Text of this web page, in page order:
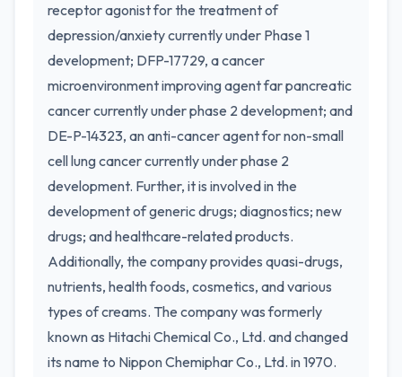
receptor agonist for the treatment of
depression/anxiety currently under Phase 1
development; DFP-17729, a cancer
microenvironment improving agent far pancreatic
cancer currently under phase 2 development; and
DE-P-14323, an anti-cancer agent for non-small
cell lung cancer currently under phase 2
development. Further, it is involved in the
development of generic drugs; diagnostics; new
drugs; and healthcare-related products.
Additionally, the company provides quasi-drugs,
nutrients, health foods, cosmetics, and various
types of creams. The company was formerly
known as Hitachi Chemical Co., Ltd. and changed
its name to Nippon Chemiphar Co., Ltd. in 1970.